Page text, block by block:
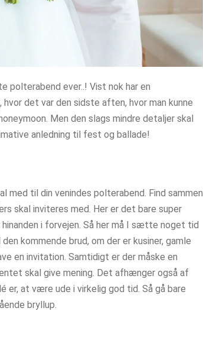
polterabend ever..! Vist nok har en
det var den sidste aften, hvor man kunne
Men den slags mindre detaljer skal
anledning til fest og ballade!
med til din venindes polterabend. Find sammen
skal inviteres med. Her er det bare super
i forvejen. Så her må I sætte noget tid
kommende brud, om der er kusiner, gamle
en invitation. Samtidigt er der måske en
skal give mening. Det afhænger også af
er, at være ude i virkelig god tid. Så gå bare
bryllup.